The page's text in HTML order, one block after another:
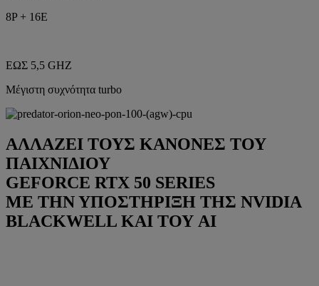
8P + 16E
ΕΩΣ 5,5 GHZ
Μέγιστη συχνότητα turbo
ΑΛΛΑΖΕΙ ΤΟΥΣ ΚΑΝΟΝΕΣ ΤΟΥ
ΠΑΙΧΝΙΔΙΟΥ
GEFORCE RTX 50 SERIES
ΜΕ ΤΗΝ ΥΠΟΣΤΗΡΙΞΗ ΤΗΣ NVIDIA
BLACKWELL ΚΑΙ ΤΟΥ AI